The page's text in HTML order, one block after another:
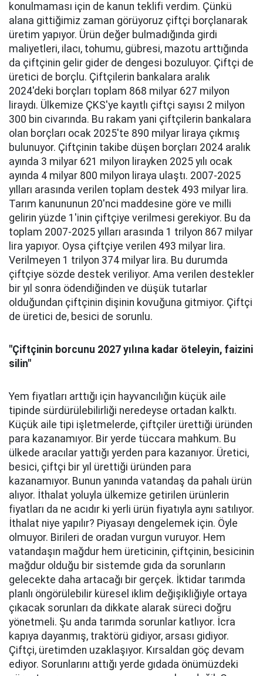
konulmaması için de kanun teklifi verdim. Çünkü
alana gittiğimiz zaman görüyoruz çiftçi borçlanarak
üretim yapıyor. Ürün değer bulmadığında girdi
maliyetleri, ilacı, tohumu, gübresi, mazotu arttığında
da çiftçinin gelir gider de dengesi bozuluyor. Çiftçi de
üretici de borçlu. Çiftçilerin bankalara aralık
2024'deki borçları toplam 868 milyar 627 milyon
liraydı. Ülkemize ÇKS'ye kayıtlı çiftçi sayısı 2 milyon
300 bin civarında. Bu rakam yani çiftçilerin bankalara
olan borçları ocak 2025'te 890 milyar liraya çıkmış
bulunuyor. Çiftçinin takibe düşen borçları 2024 aralık
ayında 3 milyar 621 milyon lirayken 2025 yılı ocak
ayında 4 milyar 800 milyon liraya ulaştı. 2007-2025
yılları arasında verilen toplam destek 493 milyar lira.
Tarım kanununun 20'nci maddesine göre ve milli
gelirin yüzde 1'inin çiftçiye verilmesi gerekiyor. Bu da
toplam 2007-2025 yılları arasında 1 trilyon 867 milyar
lira yapıyor. Oysa çiftçiye verilen 493 milyar lira.
Verilmeyen 1 trilyon 374 milyar lira. Bu durumda
çiftçiye sözde destek veriliyor. Ama verilen destekler
bir yıl sonra ödendiğinden ve düşük tutarlar
olduğundan çiftçinin dişinin kovuğuna gitmiyor. Çiftçi
de üretici de, besici de sorunlu.
"Çiftçinin borcunu 2027 yılına kadar öteleyin, faizini
silin"
Yem fiyatları arttığı için hayvancılığın küçük aile
tipinde sürdürülebilirliği neredeyse ortadan kalktı.
Küçük aile tipi işletmelerde, çiftçiler ürettiği üründen
para kazanamıyor. Bir yerde tüccara mahkum. Bu
ülkede aracılar yattığı yerden para kazanıyor. Üretici,
besici, çiftçi bir yıl ürettiği üründen para
kazanamıyor. Bunun yanında vatandaş da pahalı ürün
alıyor. İthalat yoluyla ülkemize getirilen ürünlerin
fiyatları da ne acıdır ki yerli ürün fiyatıyla aynı satılıyor.
İthalat niye yapılır? Piyasayı dengelemek için. Öyle
olmuyor. Birileri de oradan vurgun vuruyor. Hem
vatandaşın mağdur hem üreticinin, çiftçinin, besicinin
mağdur olduğu bir sistemde gıda da sorunların
gelecekte daha artacağı bir gerçek. İktidar tarımda
planlı öngörülebilir küresel iklim değişikliğiyle ortaya
çıkacak sorunları da dikkate alarak süreci doğru
yönetmeli. Şu anda tarımda sorunlar katlıyor. İcra
kapıya dayanmış, traktörü gidiyor, arsası gidiyor.
Çiftçi, üretimden uzaklaşıyor. Kırsaldan göç devam
ediyor. Sorunlarını attığı yerde gıdada önümüzdeki